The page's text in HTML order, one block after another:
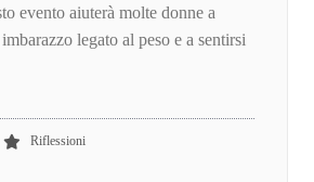
evento aiuterà molte donne a
legato al peso e a sentirsi
Riflessioni